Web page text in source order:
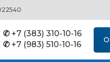
✆+7 (383) 310-10-16
✆+7 (983) 510-10-16